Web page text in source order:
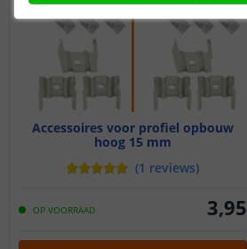
Accessoires voor profiel opbouw
hoog 15 mm
(1 reviews)
OP VOORRAAD 3,95